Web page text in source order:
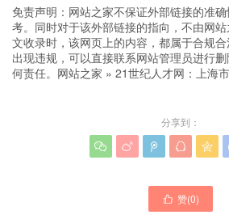
免责声明：网站之家不保证外部链接的准
考。同时对于该外部链接的指向，不由网
文收录时，该网页上的内容，都属于合规
出现违规，可以直接联系网站管理员进行
何责任。 网站之家 » 21世纪人才网：上海
分享到：
    
 赞(0)